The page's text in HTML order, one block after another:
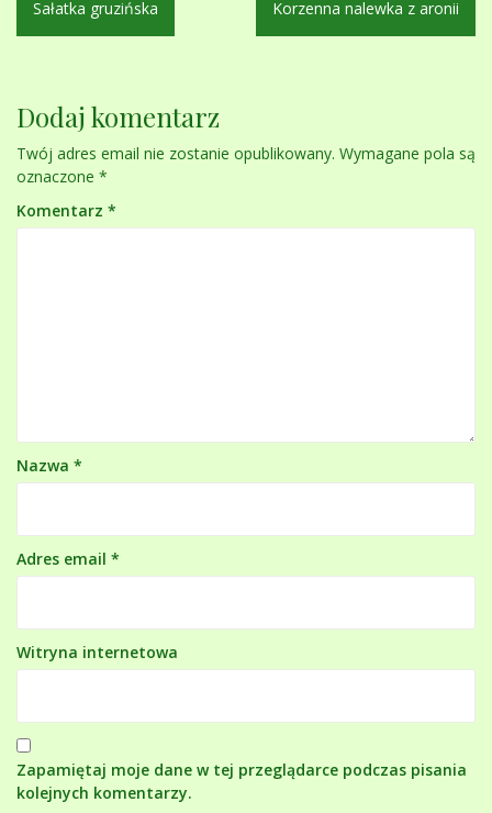
wpisu
Sałatka gruzińska Korzenna nalewka z aronii
Dodaj komentarz
Twój adres email nie zostanie opublikowany. Wymagane pola są
oznaczone *
Komentarz *
Nazwa *
Adres email *
Witryna internetowa
Zapamiętaj moje dane w tej przeglądarce podczas pisania
kolejnych komentarzy.